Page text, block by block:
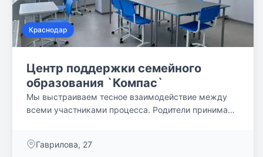
Краснодар
Центр поддержки семейного
образования `Компас`
Мы выстраиваем тесное взаимодействие между
всеми участниками процесса. Родители принимают
Гаврилова, 27